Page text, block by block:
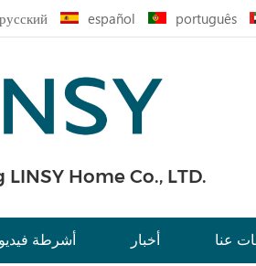
русский español português
Home Co., LTD.
أشرطة فيديو أخبار عنا